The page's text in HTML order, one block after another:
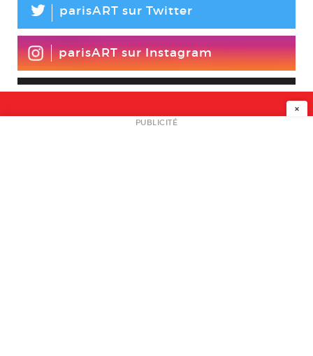
L parisART sur Twitter
parisART sur Instagram
NEWSLETTER
×
PUBLICITÉ